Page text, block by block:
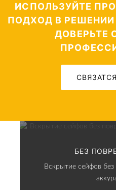
ИСПОЛЬЗУЙТЕ
ПОДХОД В
ДОВЕРЬТЕ
БЕЗ
Вскрытие сейфов